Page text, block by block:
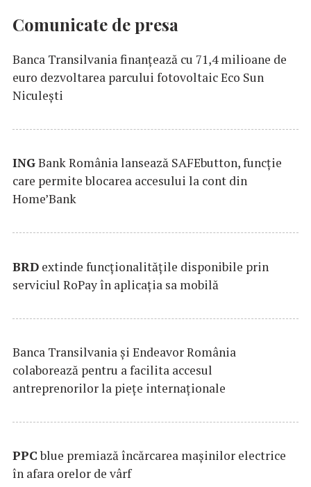
Comunicate de presa
Banca Transilvania finanțează cu 71,4 milioane de
euro dezvoltarea parcului fotovoltaic Eco Sun
Niculești
INGBank România lansează SAFEbutton, funcţie
care permite blocarea accesului la cont din
Home’Bank
BRD extinde funcţionalităţile disponibile prin
serviciul RoPay în aplicaţia sa mobilă
Banca Transilvania şi Endeavor România
colaborează pentru a facilita accesul
antreprenorilor la pieţe internaţionale
PPCblue premiază încărcarea maşinilor electrice
în afara orelor de vârf